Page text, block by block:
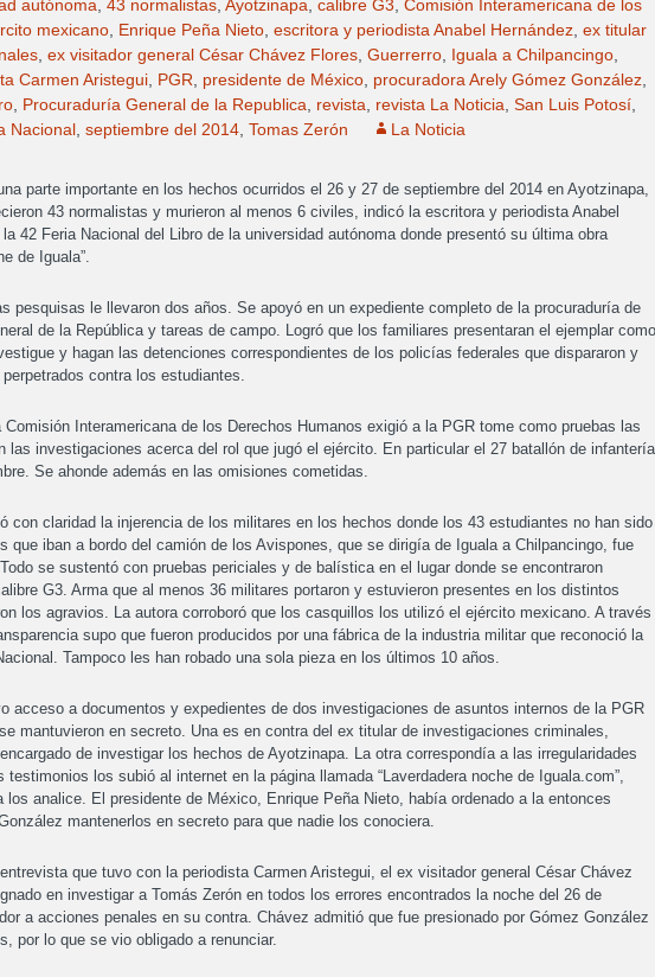
autónoma 43 normalistas Ayotzinapa calibre G3 Comisión Interamericana de los
mexicano Enrique Peña Nieto escritora y periodista Anabel Hernández ex titular
ex visitador general César Chávez Flores Guerrerro Iguala a Chilpancingo
Carmen Aristegui PGR presidente de México procuradora Arely Gómez González
Procuraduría General de la Republica revista revista La Noticia San Luis Potosí
Nacional septiembre del 2014 Tomas Zerón La Noticia
parte importante en los hechos ocurridos el 26 y 27 de septiembre del 2014 en Ayotzinapa,
43 normalistas y murieron al menos 6 civiles, indicó la escritora y periodista Anabel
42 Feria Nacional del Libro de la universidad autónoma donde presentó su última obra
de Iguala”.
pesquisas le llevaron dos años. Se apoyó en un expediente completo de la procuraduría de
de la República y tareas de campo. Logró que los familiares presentaran el ejemplar como
y hagan las detenciones correspondientes de los policías federales que dispararon y
contra los estudiantes.
Interamericana de los Derechos Humanos exigió a la PGR tome como pruebas las
las investigaciones acerca del rol que jugó el ejército. En particular el 27 batallón de infantería
Se ahonde además en las omisiones cometidas.
con claridad la injerencia de los militares en los hechos donde los 43 estudiantes no han sido
que iban a bordo del camión de los Avispones, que se dirigía de Iguala a Chilpancingo, fue
se sustentó con pruebas periciales y de balística en el lugar donde se encontraron
G3. Arma que al menos 36 militares portaron y estuvieron presentes en los distintos
los agravios. La autora corroboró que los casquillos los utilizó el ejército mexicano. A través
supo que fueron producidos por una fábrica de la industria militar que reconoció la
Tampoco les han robado una sola pieza en los últimos 10 años.
acceso a documentos y expedientes de dos investigaciones de asuntos internos de la PGR
mantuvieron en secreto. Una es en contra del ex titular de investigaciones criminales,
de investigar los hechos de Ayotzinapa. La otra correspondía a las irregularidades
los subió al internet en la página llamada “Laverdadera noche de Iguala.com”,
los analice. El presidente de México, Enrique Peña Nieto, había ordenado a la entonces
mantenerlos en secreto para que nadie los conociera.
que tuvo con la periodista Carmen Aristegui, el ex visitador general César Chávez
en investigar a Tomás Zerón en todos los errores encontrados la noche del 26 de
a acciones penales en su contra. Chávez admitió que fue presionado por Gómez González
por lo que se vio obligado a renunciar.